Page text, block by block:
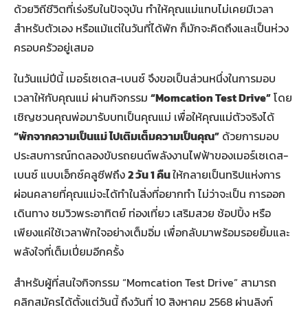
ด้วยวิถีชีวิตที่เร่งรีบในปัจจุบัน ทำให้คุณแม่แทบไม่เคยมีเวลา
สำหรับตัวเอง หรือแม้แต่ในวันที่ได้พัก ก็มักจะคิดถึงและเป็นห่วง
ครอบครัวอยู่เสมอ
ในวันแม่ปีนี้ เมอร์เซเดส-เบนซ์ จึงขอเป็นส่วนหนึ่งในการมอบ
เวลาให้กับคุณแม่ ผ่านกิจกรรม “Momcation Test Drive”โดย
เชิญชวนคุณพ่อมารับบทเป็นคุณแม่ เพื่อให้คุณแม่ตัวจริงได้
“พักจากความเป็นแม่ ไปเติมเต็มความเป็นคุณ” ด้วยการมอบ
ประสบการณ์ทดลองขับรถยนต์พลังงานไฟฟ้าของเมอร์เซเดส-
เบนซ์ แบบเอ็กซ์คลูซีฟถึง2 วัน 1 คืนให้กลายเป็นทริปแห่งการ
ผ่อนคลายที่คุณแม่จะได้ทำในสิ่งที่อยากทำ ไม่ว่าจะเป็น การออก
เดินทาง ชมวิวพระอาทิตย์ ท่องเที่ยว เสริมสวย ช้อปปิ้ง หรือ
เพียงแค่ใช้เวลาพักใจอย่างเต็มอิ่ม เพื่อกลับมาพร้อมรอยยิ้มและ
พลังใจที่เต็มเปี่ยมอีกครั้ง
สำหรับผู้ที่สนใจกิจกรรม “Momcation Test Drive” สามารถ
คลิกสมัครได้ตั้งแต่วันนี้ ถึงวันที่ 10 สิงหาคม 2568​ ผ่านลิงก์